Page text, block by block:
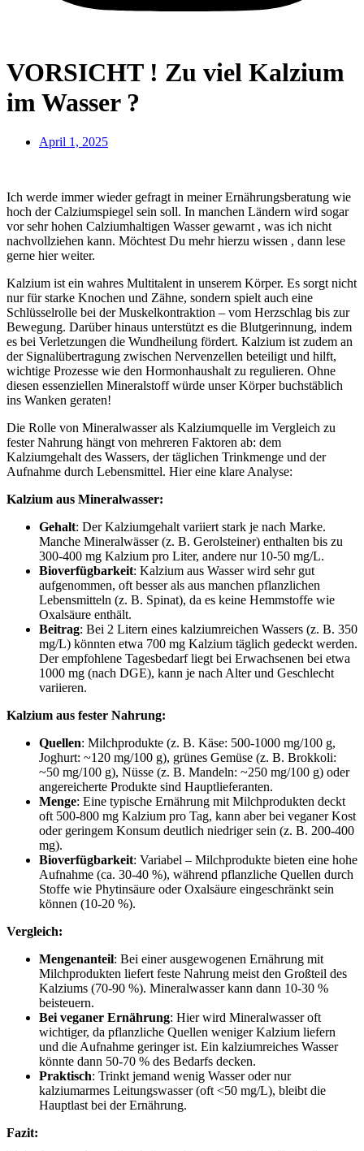
VORSICHT ! Zu viel Kalzium
im Wasser ?
April 1, 2025
Ich werde immer wieder gefragt in meiner Ernährungsberatung wie
hoch der Calziumspiegel sein soll. In manchen Ländern wird sogar
vor sehr hohen Calziumhaltigen Wasser gewarnt , was ich nicht
nachvollziehen kann. Möchtest Du mehr hierzu wissen , dann lese
gerne hier weiter.
Kalzium ist ein wahres Multitalent in unserem Körper. Es sorgt nicht
nur für starke Knochen und Zähne, sondern spielt auch eine
Schlüsselrolle bei der Muskelkontraktion – vom Herzschlag bis zur
Bewegung. Darüber hinaus unterstützt es die Blutgerinnung, indem
es bei Verletzungen die Wundheilung fördert. Kalzium ist zudem an
der Signalübertragung zwischen Nervenzellen beteiligt und hilft,
wichtige Prozesse wie den Hormonhaushalt zu regulieren. Ohne
diesen essenziellen Mineralstoff würde unser Körper buchstäblich
ins Wanken geraten!
Die Rolle von Mineralwasser als Kalziumquelle im Vergleich zu
fester Nahrung hängt von mehreren Faktoren ab: dem
Kalziumgehalt des Wassers, der täglichen Trinkmenge und der
Aufnahme durch Lebensmittel. Hier eine klare Analyse:
Kalzium aus Mineralwasser:
Gehalt: Der Kalziumgehalt variiert stark je nach Marke.
Manche Mineralwässer (z. B. Gerolsteiner) enthalten bis zu
300-400 mg Kalzium pro Liter, andere nur 10-50 mg/L.
Bioverfügbarkeit: Kalzium aus Wasser wird sehr gut
aufgenommen, oft besser als aus manchen pflanzlichen
Lebensmitteln (z. B. Spinat), da es keine Hemmstoffe wie
Oxalsäure enthält.
Beitrag: Bei 2 Litern eines kalziumreichen Wassers (z. B. 350
mg/L) könnten etwa 700 mg Kalzium täglich gedeckt werden.
Der empfohlene Tagesbedarf liegt bei Erwachsenen bei etwa
1000 mg (nach DGE), kann je nach Alter und Geschlecht
variieren.
Kalzium aus fester Nahrung:
Quellen: Milchprodukte (z. B. Käse: 500-1000 mg/100 g,
Joghurt: ~120 mg/100 g), grünes Gemüse (z. B. Brokkoli:
~50 mg/100 g), Nüsse (z. B. Mandeln: ~250 mg/100 g) oder
angereicherte Produkte sind Hauptlieferanten.
Menge: Eine typische Ernährung mit Milchprodukten deckt
oft 500-800 mg Kalzium pro Tag, kann aber bei veganer Kost
oder geringem Konsum deutlich niedriger sein (z. B. 200-400
mg).
Bioverfügbarkeit: Variabel – Milchprodukte bieten eine hohe
Aufnahme (ca. 30-40 %), während pflanzliche Quellen durch
Stoffe wie Phytinsäure oder Oxalsäure eingeschränkt sein
können (10-20 %).
Vergleich:
Mengenanteil: Bei einer ausgewogenen Ernährung mit
Milchprodukten liefert feste Nahrung meist den Großteil des
Kalziums (70-90 %). Mineralwasser kann dann 10-30 %
beisteuern.
Bei veganer Ernährung: Hier wird Mineralwasser oft
wichtiger, da pflanzliche Quellen weniger Kalzium liefern
und die Aufnahme geringer ist. Ein kalziumreiches Wasser
könnte dann 50-70 % des Bedarfs decken.
Praktisch: Trinkt jemand wenig Wasser oder nur
kalziumarmes Leitungswasser (oft <50 mg/L), bleibt die
Hauptlast bei der Ernährung.
Fazit: